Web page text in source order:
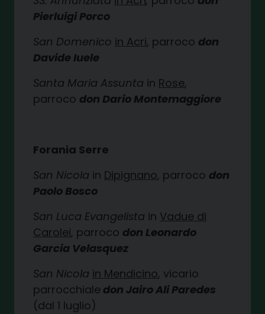
Pierluigi Porco
San Domenico in Acri, parroco don
Davide Iuele
Santa Maria Assunta in Rose,
parroco don Dario Montemaggiore
Forania Serre
San Nicola in Dipignano, parroco don
Paolo Bosco
San Luca Evangelista in Vadue di
Carolei, parroco don Leonardo
Garcia Velasquez
San Nicola in Mendicino, vicario
parrocchiale don Jairo Ali Paredes
(dal 1 luglio)